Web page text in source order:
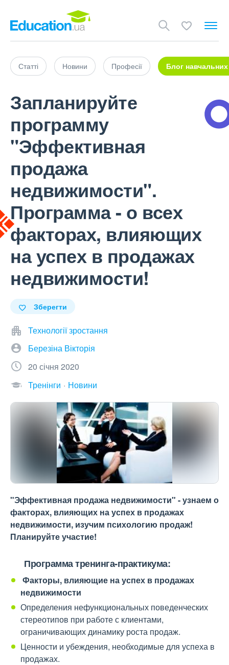
Статті Новини Професії Блог навчальних
Запланируйте
программу
"Эффективная
продажа
недвижимости".
Программа - о всех
факторах, влияющих
на успех в продажах
недвижимости!
Зберегти
Технології зростання
Березіна Вікторія
20 січня 2020
Тренінги
Новини
"Эффективная продажа недвижимости" - узнаем о
факторах, влияющих на успех в продажах
недвижимости, изучим психологию продаж!
Планируйте участие!
Программа тренинга-практикума:
Факторы, влияющие на успех в продажах
недвижимости
Определения нефункциональных поведенческих
стереотипов при работе с клиентами,
ограничивающих динамику роста продаж.
Ценности и убеждения, необходимые для успеха в
продажах.